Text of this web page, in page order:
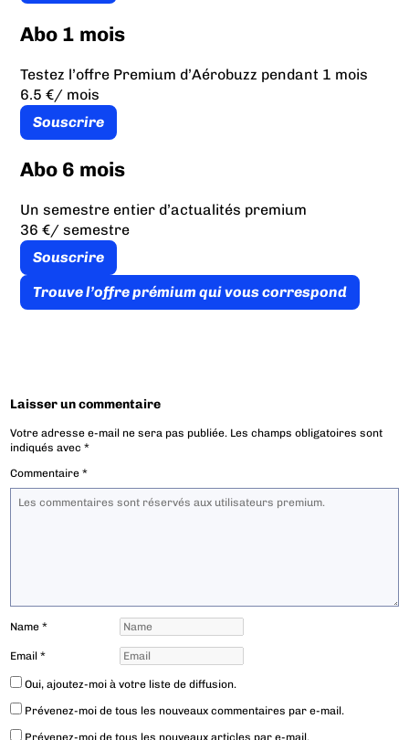
Abo 1 mois
Testez l’offre Premium d’Aérobuzz pendant 1 mois
6.5 €/ mois
Souscrire
Abo 6 mois
Un semestre entier d’actualités premium
36 €/ semestre
Souscrire
Trouve l’offre prémium qui vous correspond
Laisser un commentaire
Votre adresse e-mail ne sera pas publiée. Les champs obligatoires sont
indiqués avec*
Commentaire*
Name*
Email*
Oui, ajoutez-moi à votre liste de diffusion.
Prévenez-moi de tous les nouveaux commentaires par e-mail.